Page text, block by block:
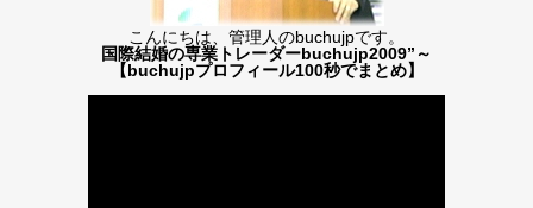
こんにちは、管理人のbuchujpです。
国際結婚の専業トレーダーbuchujp2009”～
【buchujpプロフィール100秒でまとめ】